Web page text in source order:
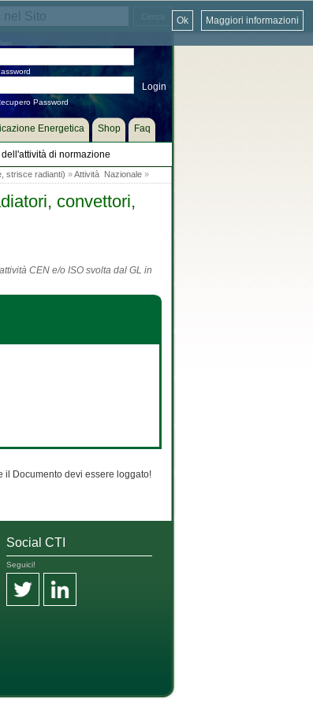
Password
di normazione
Energetica Shop Faq
strisce radianti) »Attività Nazionale»
convettori,
CEN e/o ISO svolta dal GL in
il Documento devi essere loggato!
Social CTI
Seguici!
Maggiori informazioni
Ok